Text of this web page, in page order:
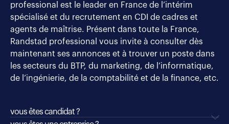
professional est le leader en France de l’intérim
spécialisé et du recrutement en CDI de cadres et
agents de maîtrise. Présent dans toute la France,
Randstad professional vous invite à consulter dès
maintenant ses annonces et à trouver un poste dans
les secteurs du BTP, du marketing, de l’informatique,
de l’ingénierie, de la comptabilité et de la finance, etc.
vous êtes candidat ?